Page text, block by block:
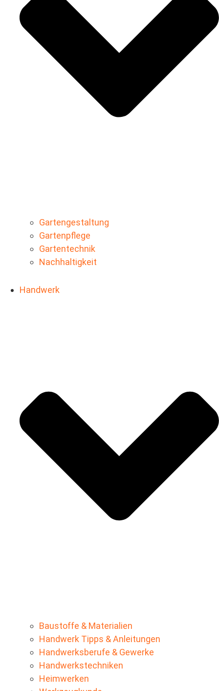
Gartengestaltung
Gartenpflege
Gartentechnik
Nachhaltigkeit
Handwerk
Baustoffe & Materialien
Handwerk Tipps & Anleitungen
Handwerksberufe & Gewerke
Handwerkstechniken
Heimwerken